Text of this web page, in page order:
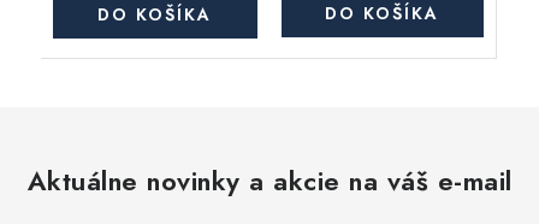
DO KOŠÍKA DO KOŠÍKA
Aktuálne novinky a akcie na váš e-mail